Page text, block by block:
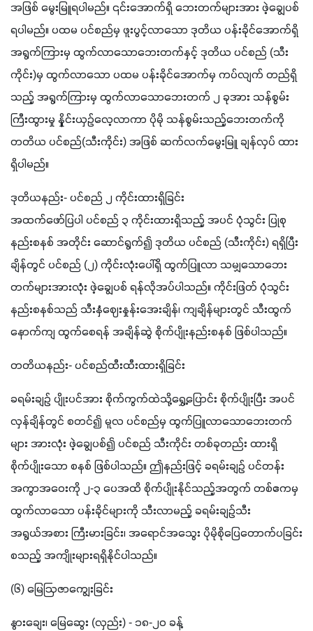
အဖြစ် မွေးမြူရပါမည်။ ၎င်းအောက်ရှိ ဘေးတက်များအား ဖဲ့ချွေပစ်
ရပါမည်။ ပထမ ပင်စည်မှ ဖူးပွင့်လာသော ဒုတိယ ပန်းခိုင်အောက်ရှိ
အရွက်ကြားမှ ထွက်လာသောဘေးတက်နှင့် ဒုတိယ ပင်စည် (သီး
ကိုင်း)မှ ထွက်လာသော ပထမ ပန်းခိုင်အောက်မှ ကပ်လျက် တည်ရှိ
သည့် အရွက်ကြားမှ ထွက်လာသောဘေးတက် ၂ ခုအား သန်စွမ်း
ကြီးထွားမှု နှိုင်းယှဉ်လေ့လာကာ ပိုမို သန်စွမ်းသည့်ဘေးတက်ကို
တတိယ ပင်စည်(သီးကိုင်း) အဖြစ် ဆက်လက်မွေးမြူ ချန်လှပ် ထား
ရှိပါမည်။
ဒုတိယနည်း- ပင်စည် ၂ ကိုင်းထားရှိခြင်း
အထက်ဖော်ပြပါ ပင်စည် ၃ ကိုင်းထားရှိသည့် အပင် ပုံသွင်း ပြုစု
နည်းစနစ် အတိုင်း ဆောင်ရွက်၍ ဒုတိယ ပင်စည် (သီးကိုင်း) ရရှိပြီး
ချိန်တွင် ပင်စည် (၂) ကိုင်းလုံးပေါ်ရှိ ထွက်ပြူလာ သမျှသောဘေး
တက်များအားလုံး ဖဲ့ချွေပစ် ရန်လိုအပ်ပါသည်။ ကိုင်းဖြတ် ပုံသွင်း
နည်းစနစ်သည် သီးနှံဈေးနှုန်းအေးချိန်၊ ကျချိန်များတွင် သီးထွက်
နောက်ကျ ထွက်စေရန် အချိန်ဆွဲ စိုက်ပျိုးနည်းစနစ် ဖြစ်ပါသည်။
တတိယနည်း- ပင်စည်ထီးထီးထားရှိခြင်း
ခရမ်းချဉ် ပျိုးပင်အား စိုက်ကွက်ထဲသို့ရွှေ့ပြောင်း စိုက်ပျိုးပြီး အပင်
လှန်ချိန်တွင် စတင်၍ မူလ ပင်စည်မှ ထွက်ပြူလာသောဘေးတက်
များ အားလုံး ဖဲ့ချွေပစ်၍ ပင်စည် သီးကိုင်း တစ်ခုတည်း ထားရှိ
စိုက်ပျိုးသော စနစ် ဖြစ်ပါသည်။ ဤနည်းဖြင့် ခရမ်းချဉ် ပင်တန်း
အကွာအဝေးကို ၂-၃ ပေအထိ စိုက်ပျိုးနိုင်သည့်အတွက် တစ်ဧကမှ
ထွက်လာသော ပန်းခိုင်များကို သီးလာမည့် ခရမ်းချဉ်သီး
အရွယ်အစား ကြီးမားခြင်း၊ အရောင်အသွေး ပိုမိုစိုပြေတောက်ပခြင်း
စသည့် အကျိုးများရရှိနိုင်ပါသည်။
(၆) မြေဩဇာကျွေးခြင်း
နွားချေး၊ မြေဆွေး (လှည်း) - ၁၈-၂၀ ခန့်